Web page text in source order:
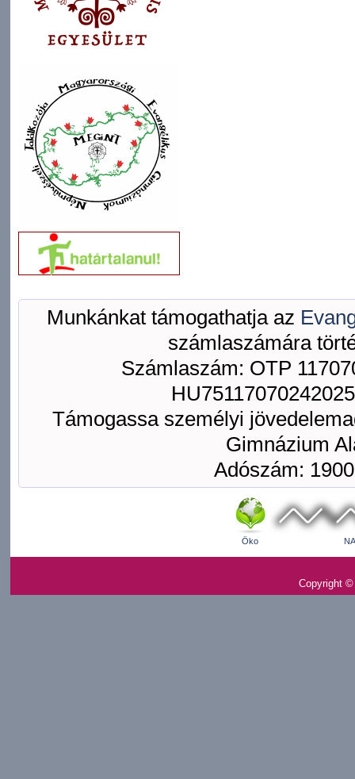
Munkánkat támogathatja az
számlaszámára
Számlaszám: OTP
Támogassa személyi
Gimnázium
Adószám:
Öko
Copyright